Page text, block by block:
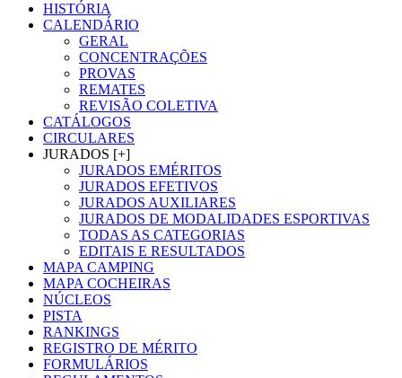
HISTÓRIA
CALENDÁRIO
GERAL
CONCENTRAÇÕES
PROVAS
REMATES
REVISÃO COLETIVA
CATÁLOGOS
CIRCULARES
JURADOS [+]
JURADOS EMÉRITOS
JURADOS EFETIVOS
JURADOS AUXILIARES
JURADOS DE MODALIDADES ESPORTIVAS
TODAS AS CATEGORIAS
EDITAIS E RESULTADOS
MAPA CAMPING
MAPA COCHEIRAS
NÚCLEOS
PISTA
RANKINGS
REGISTRO DE MÉRITO
FORMULÁRIOS